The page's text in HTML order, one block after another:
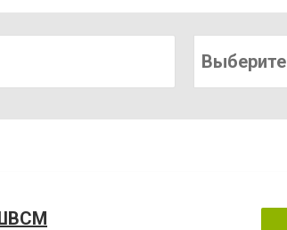
Выберите